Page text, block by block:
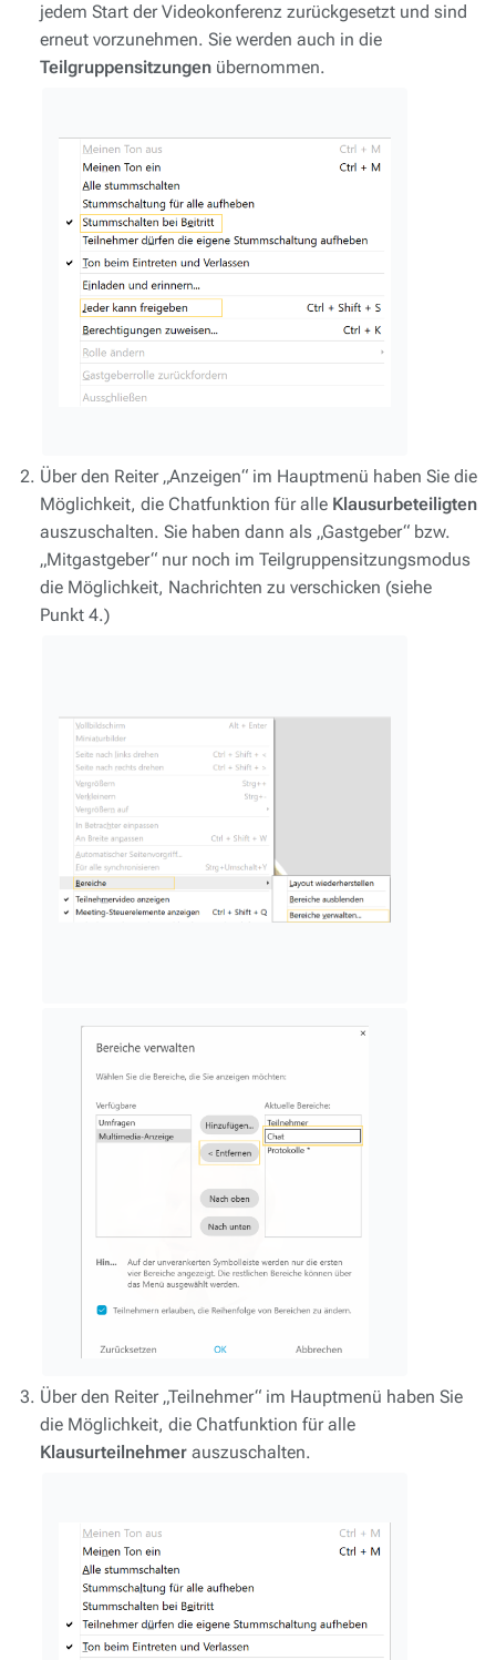
jedem Start der Videokonferenz zurückgesetzt und sind
erneut vorzunehmen. Sie werden auch in die
Teilgruppensitzungen übernommen.
Über den Reiter „Anzeigen“ im Hauptmenü haben Sie die
Möglichkeit, die Chatfunktion für alle Klausurbeteiligten
auszuschalten. Sie haben dann als „Gastgeber“ bzw.
„Mitgastgeber“ nur noch im Teilgruppensitzungsmodus
die Möglichkeit, Nachrichten zu verschicken (siehe
Punkt 4.)
Über den Reiter „Teilnehmer“ im Hauptmenü haben Sie
die Möglichkeit, die Chatfunktion für alle
Klausurteilnehmer auszuschalten.